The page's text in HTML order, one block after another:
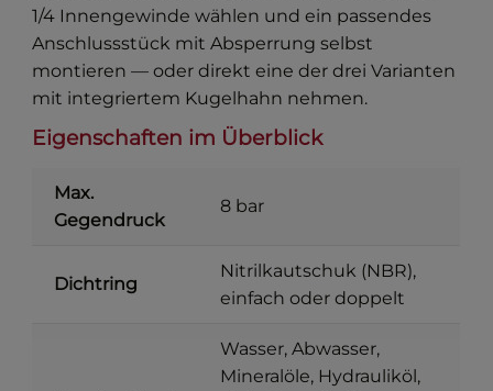
1/4 Innengewinde wählen und ein passendes
Anschlussstück mit Absperrung selbst
montieren — oder direkt eine der drei Varianten
mit integriertem Kugelhahn nehmen.
Eigenschaften im Überblick
Max.
Gegendruck
8 bar
Dichtring
Nitrilkautschuk (NBR),
einfach oder doppelt
Wasser, Abwasser,
Mineralöle, Hydrauliköl,